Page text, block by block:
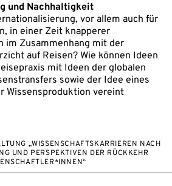
und Nachhaltigkeit
vor allem auch für
in einer Zeit knapperer
im Zusammenhang mit der
auf Reisen? Wie können Ideen
mit Ideen der globalen
sowie der Idee eines
Wissensproduktion vereint
„WISSENSCHAFTSKARRIEREN NACH
UND PERSPEKTIVEN DER RÜCKKEHR